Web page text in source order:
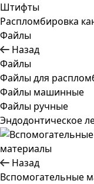
Штифты
Распломбировка
Файлы
Назад
Файлы
Файлы для
Файлы машинные
Файлы ручные
Эндодонтическое
материалы
Назад
Вспомогательные